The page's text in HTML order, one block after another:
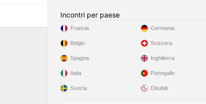
Incontri per paese
Francia
Belgio
Spagna
Italia
Svezia
Germania
Svizzera
Inghilterra
Portogallo
Disabili